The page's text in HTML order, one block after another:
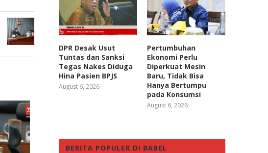
DPR Desak Usut
Tuntas dan Sanksi
Tegas Nakes Diduga
Hina Pasien BPJS
August 6, 2026
Pertumbuhan
Ekonomi Perlu
Diperkuat Mesin
Baru, Tidak Bisa
Hanya Bertumpu
pada Konsumsi
August 6, 2026
BERITA POPULER DI BABEL